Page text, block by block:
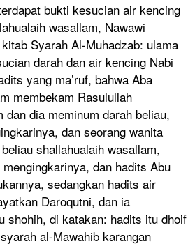
bukti kesucian air kencing
wasallam, Nawawi
Syarah Al-Muhadzab: ulama
darah dan air kencing Nabi
yang ma’ruf, bahwa Aba
membekam Rasulullah
dan dia meminum darah beliau,
dan seorang wanita
shallahualaih wasallam,
dan hadits Abu
sedangkan hadits air
Daroqutni, dan ia
shohih, di katakan: hadits itu dhoif
al-Mawahib karangan